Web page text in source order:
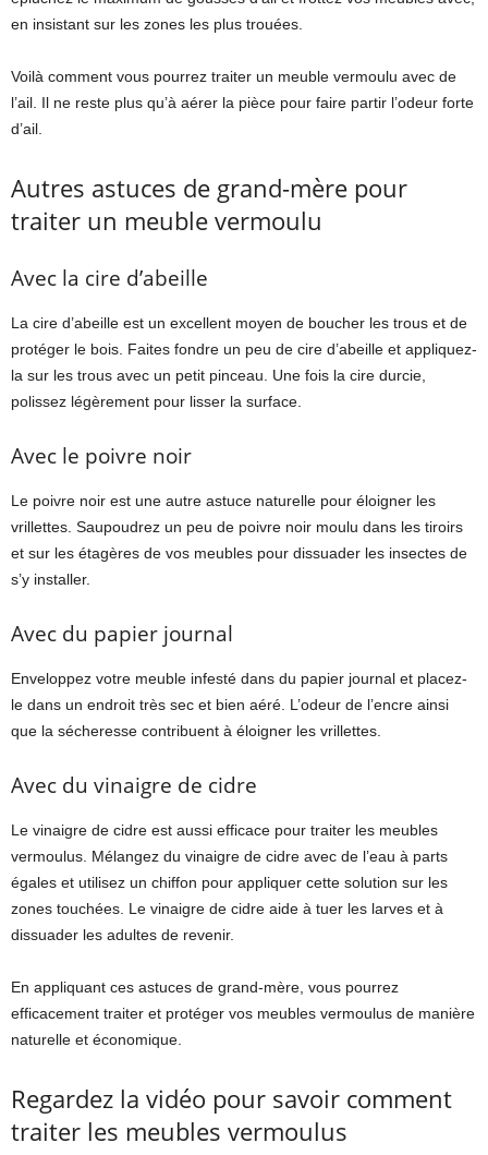
en insistant sur les zones les plus trouées.
Voilà comment vous pourrez traiter un meuble vermoulu avec de
l’ail. Il ne reste plus qu’à aérer la pièce pour faire partir l’odeur forte
d’ail.
Autres astuces de grand-mère pour
traiter un meuble vermoulu
Avec la cire d’abeille
La cire d’abeille est un excellent moyen de boucher les trous et de
protéger le bois. Faites fondre un peu de cire d’abeille et appliquez-
la sur les trous avec un petit pinceau. Une fois la cire durcie,
polissez légèrement pour lisser la surface.
Avec le poivre noir
Le poivre noir est une autre astuce naturelle pour éloigner les
vrillettes. Saupoudrez un peu de poivre noir moulu dans les tiroirs
et sur les étagères de vos meubles pour dissuader les insectes de
s’y installer.
Avec du papier journal
Enveloppez votre meuble infesté dans du papier journal et placez-
le dans un endroit très sec et bien aéré. L’odeur de l’encre ainsi
que la sécheresse contribuent à éloigner les vrillettes.
Avec du vinaigre de cidre
Le vinaigre de cidre est aussi efficace pour traiter les meubles
vermoulus. Mélangez du vinaigre de cidre avec de l’eau à parts
égales et utilisez un chiffon pour appliquer cette solution sur les
zones touchées. Le vinaigre de cidre aide à tuer les larves et à
dissuader les adultes de revenir.
En appliquant ces astuces de grand-mère, vous pourrez
efficacement traiter et protéger vos meubles vermoulus de manière
naturelle et économique.
Regardez la vidéo pour savoir comment
traiter les meubles vermoulus